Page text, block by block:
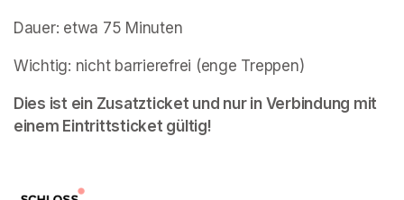
Dauer: etwa 75 Minuten
Wichtig: nicht barrierefrei (enge Treppen)
Dies ist ein Zusatzticket und nur in Verbindung mit
einem Eintrittsticket gültig!